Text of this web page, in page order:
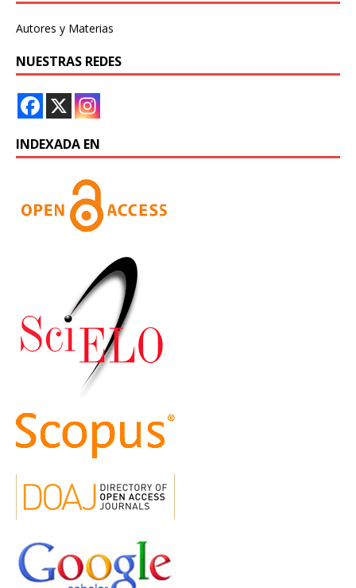
Autores y Materias
NUESTRAS REDES
INDEXADA EN